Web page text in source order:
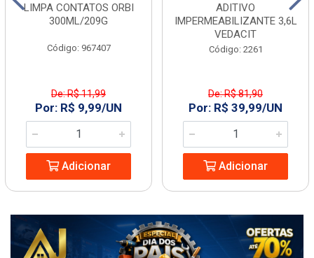
LIMPA CONTATOS ORBI
300ML/209G
Código: 967407
De: R$ 11,99
Por: R$ 9,99/UN
Adicionar
ADITIVO
IMPERMEABILIZANTE 3,6L
VEDACIT
Código: 2261
De: R$ 81,90
Por: R$ 39,99/UN
Adicionar